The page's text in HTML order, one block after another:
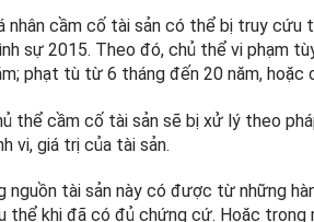
cầm cố tài sản có thể bị truy cứu
sự 2015. Theo đó, chủ thể vi phạm
phạt tù từ 6 tháng đến 20 năm, hoặc
thể cầm cố tài sản sẽ bị xử lý theo
vi, giá trị của tài sản.
nguồn tài sản này có được từ những
khi đã có đủ chứng cứ. Hoặc